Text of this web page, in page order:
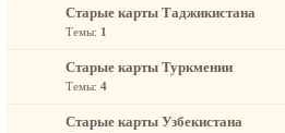
Старые карты Таджикистана
Темы: 1
Старые карты Туркмении
Темы: 4
Старые карты Узбекистана